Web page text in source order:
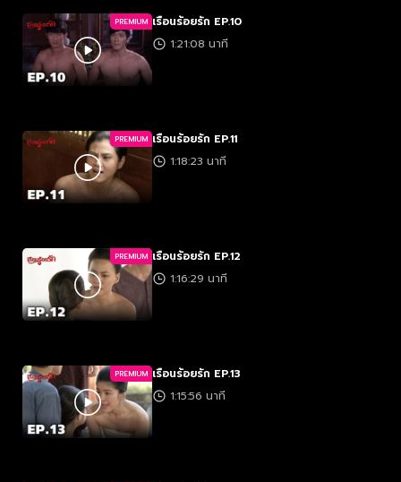
PREMIUM เรือนร้อยรัก EP.10
1:21:08 นาที
PREMIUM เรือนร้อยรัก EP.11
1:18:23 นาที
PREMIUM เรือนร้อยรัก EP.12
1:16:29 นาที
PREMIUM เรือนร้อยรัก EP.13
1:15:56 นาที